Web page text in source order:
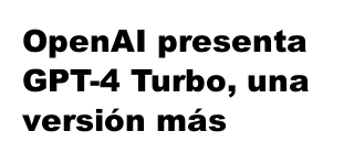
OpenAI presenta
GPT-4 Turbo, una
versión más